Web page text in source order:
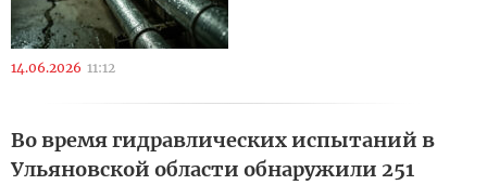
14.06.2026 11:12
Во время гидравлических испытаний в
Ульяновской области обнаружили 251